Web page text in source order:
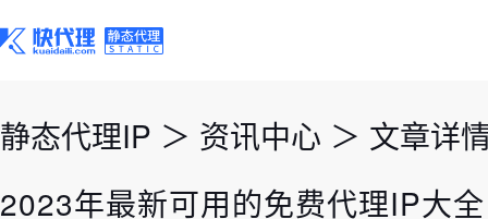
静态代理IP ＞ 资讯中心 ＞ 文章详
2023年最新可用的免费代理IP大